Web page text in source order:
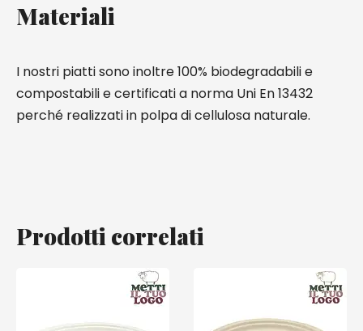
Materiali
I nostri piatti sono inoltre 100% biodegradabili e
compostabili e certificati a norma Uni En 13432
perché realizzati in polpa di cellulosa naturale.
Prodotti correlati